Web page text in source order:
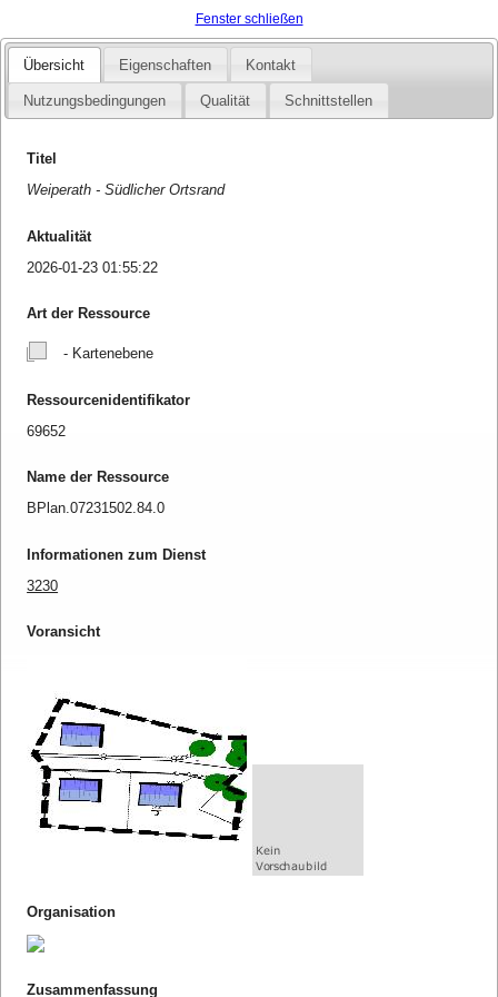
Fenster schließen
Übersicht Eigenschaften Kontakt
Nutzungsbedingungen Qualität Schnittstellen
Titel
Weiperath - Südlicher Ortsrand
Aktualität
2026-01-23 01:55:22
Art der Ressource
- Kartenebene
Ressourcenidentifikator
69652
Name der Ressource
BPlan.07231502.84.0
Informationen zum Dienst
3230
Voransicht
Organisation
Zusammenfassung